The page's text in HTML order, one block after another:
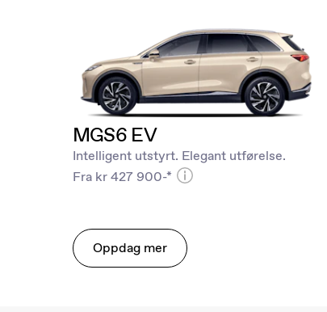
MGS6 EV
Intelligent utstyrt. Elegant utførelse.
Fra kr 427 900-*
Oppdag mer